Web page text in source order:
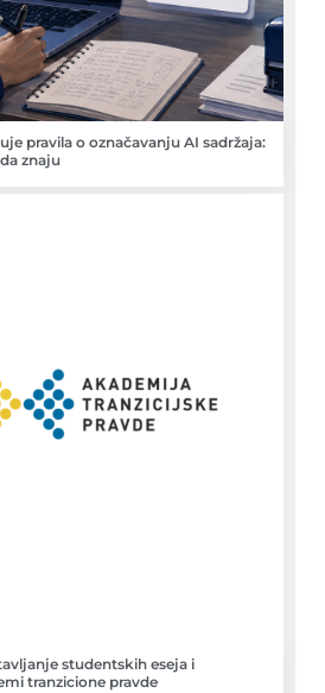
pravila o označavanju AI sadržaja:
znaju
studentskih eseja i
tranzicione pravde